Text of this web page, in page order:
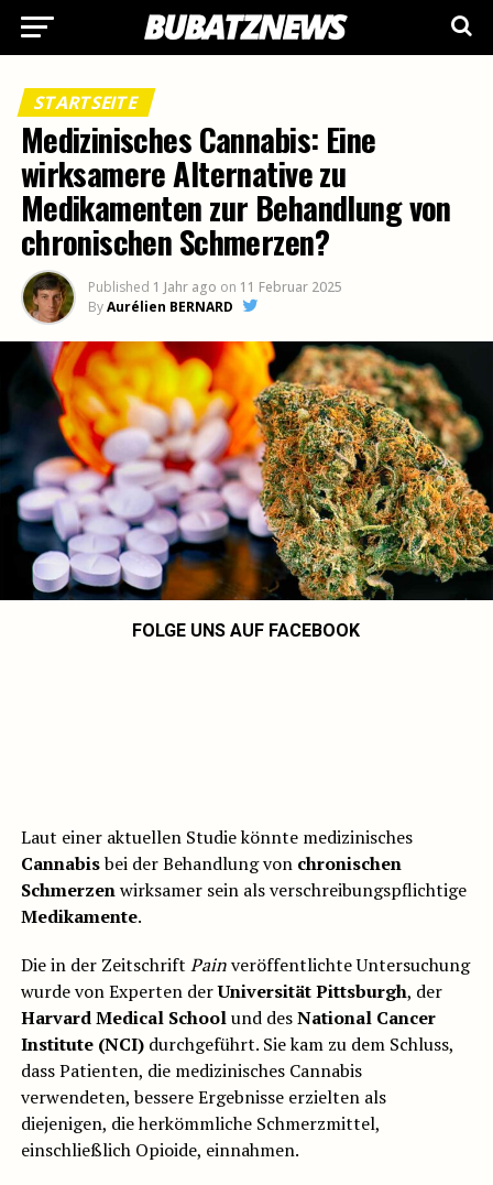
STARTSEITE
Medizinisches Cannabis: Eine
wirksamere Alternative zu
Medikamenten zur Behandlung von
chronischen Schmerzen?
Published 1 Jahr ago on 11 Februar 2025
ByAurélien BERNARD
FOLGE UNS AUF FACEBOOK
Laut einer aktuellen Studie könnte medizinisches
Cannabisbei der Behandlung von chronischen
Schmerzenwirksamer sein als verschreibungspflichtige
Medikamente.
Die in der Zeitschrift Painveröffentlichte Untersuchung
wurde von Experten derUniversität Pittsburgh, der
Harvard Medical Schoolund desNational Cancer
Institute (NCI)durchgeführt. Sie kam zu dem Schluss,
dass Patienten, die medizinisches Cannabis
verwendeten, bessere Ergebnisse erzielten als
diejenigen, die herkömmliche Schmerzmittel,
einschließlich Opioide, einnahmen.